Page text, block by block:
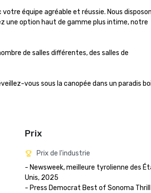
équipe agréable et réussie. Nous
une option haut de gamme plus intime, notre
de salles différentes, des salles de
vous sous la canopée dans un paradis
Prix
Prix de l'industrie
- Newsweek, meilleure tyrolienne des
Unis, 2025
- Press Democrat Best of Sonoma Thrill